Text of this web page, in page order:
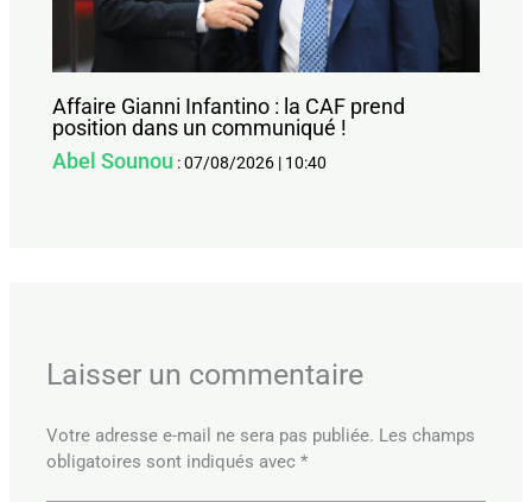
Affaire Gianni Infantino : la CAF prend
position dans un communiqué !
Abel Sounou :07/08/2026 | 10:40
Laisser un commentaire
Votre adresse e-mail ne sera pas publiée. Les champs
obligatoires sont indiqués avec*